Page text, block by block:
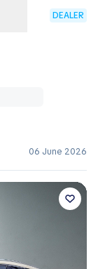
DEALER
06 June 2026